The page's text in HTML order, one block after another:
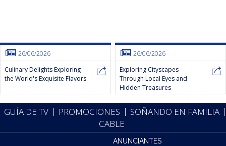
26/06/2026-
Culinary Delights Exploring
the World's Exquisite Flavors
26/06/2026-
Exploring Cityscapes
Through Local Eyes and
Hidden Treasures
GUÍA DE TV PROMOCIONES
SOÑANDO EN FAMILIA
CABLE
ANUNCIANTES